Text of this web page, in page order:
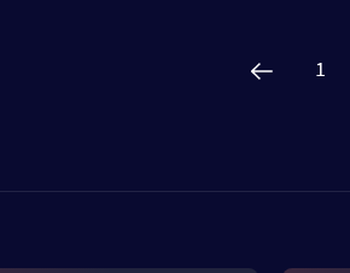
1